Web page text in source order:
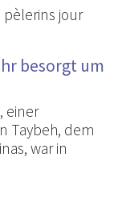
pèlerins jour
besorgt um
einer
Taybeh, dem
war in